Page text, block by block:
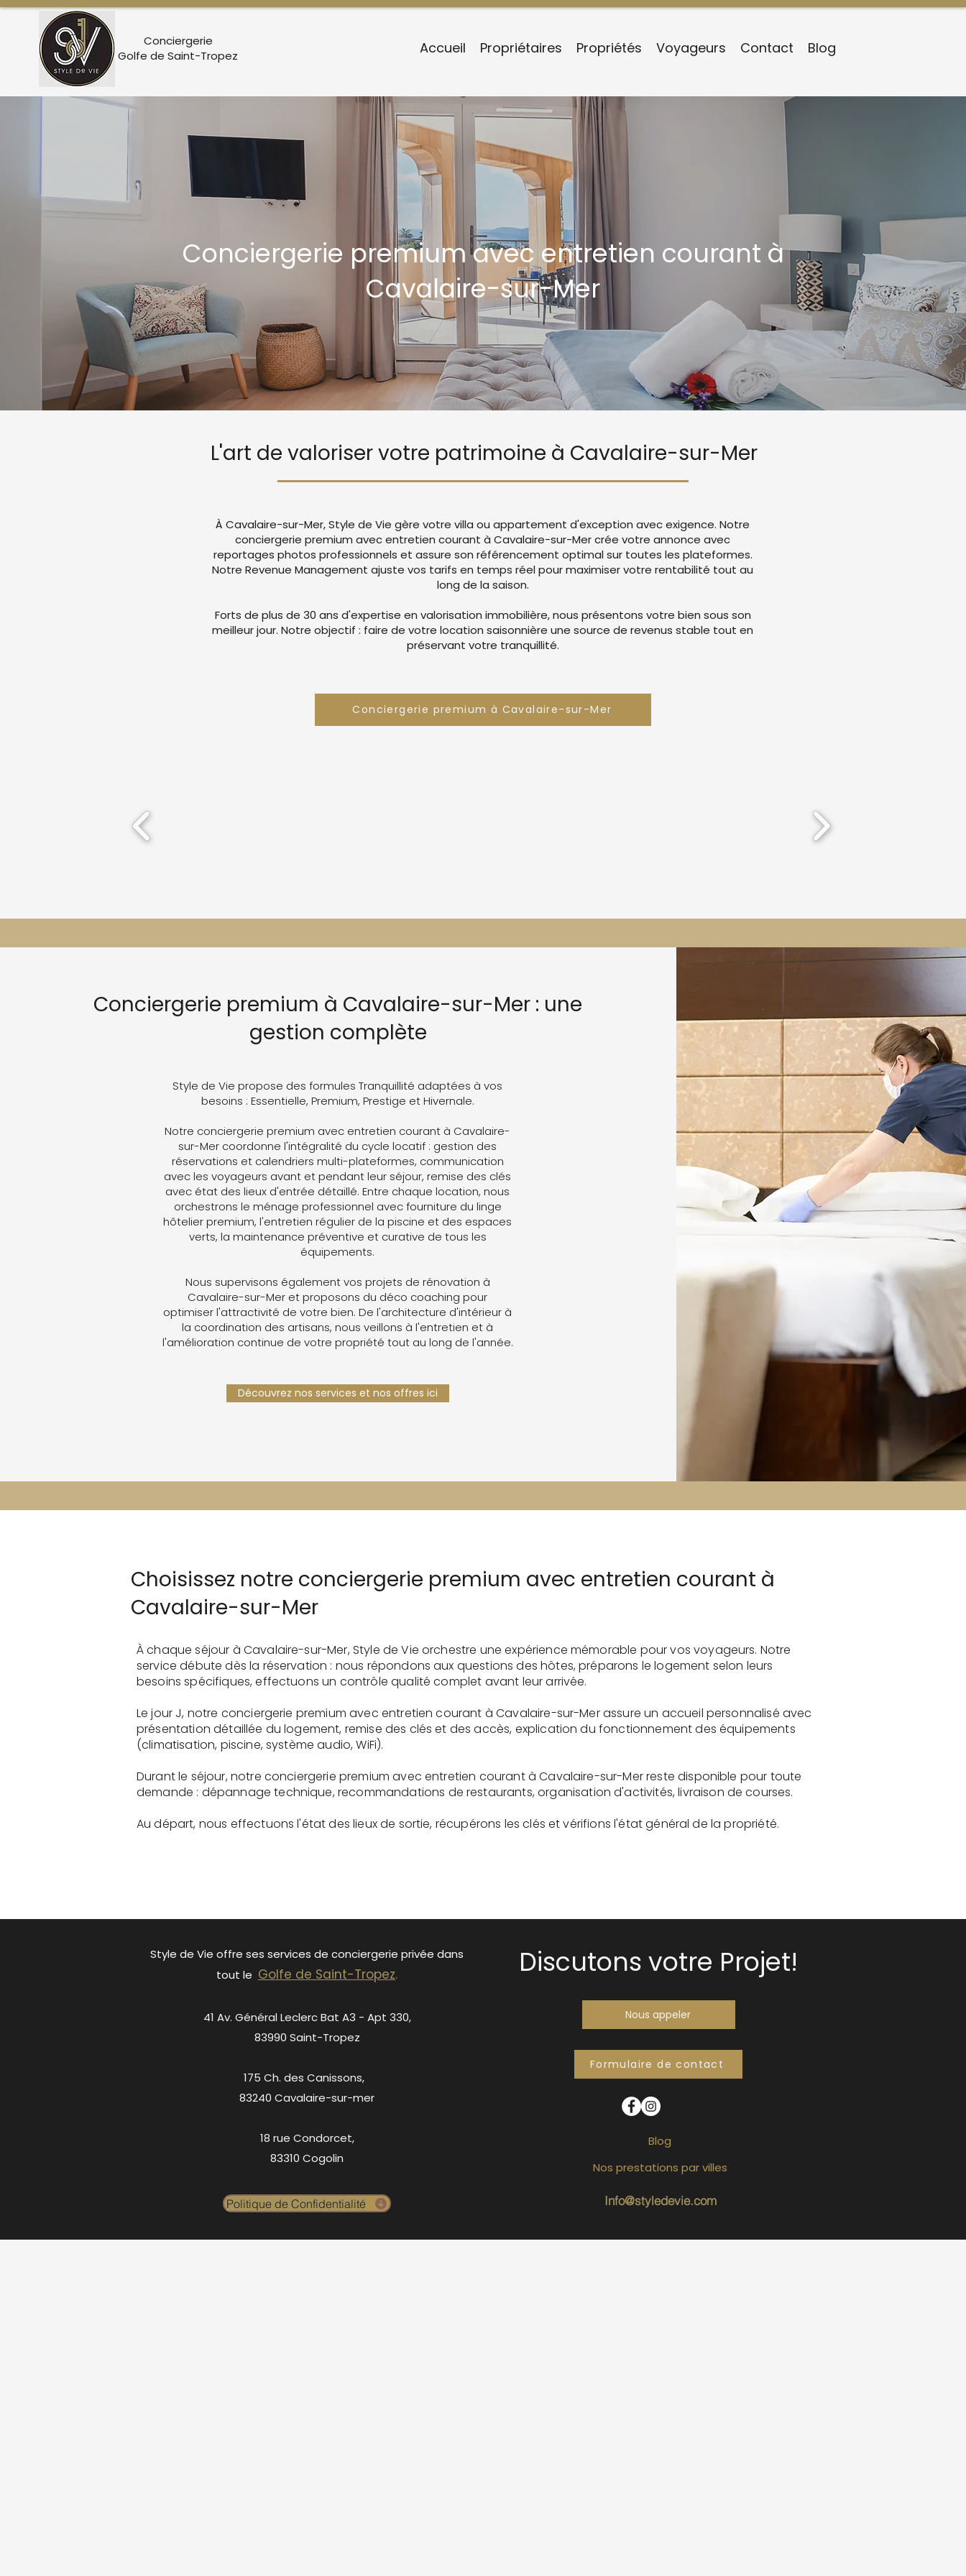
Conciergerie
Golfe de Saint-Tropez
Accueil Propriétaires Propriétés Voyageurs Contact Blog
Conciergerie premium avec entretien courant à
Cavalaire-sur-Mer
L'art de valoriser votre patrimoine à Cavalaire-sur-Mer
À Cavalaire-sur-Mer, Style de Vie gère votre villa ou appartement d'exception avec exigence. Notre
conciergerie premium avec entretien courant à Cavalaire-sur-Mer crée votre annonce avec
reportages photos professionnels et assure son référencement optimal sur toutes les plateformes.
Notre Revenue Management ajuste vos tarifs en temps réel pour maximiser votre rentabilité tout au
long de la saison.
Forts de plus de 30 ans d'expertise en valorisation immobilière, nous présentons votre bien sous son
meilleur jour. Notre objectif : faire de votre location saisonnière une source de revenus stable tout en
préservant votre tranquillité.
Conciergerie premium à Cavalaire-sur-Mer
Conciergerie premium à Cavalaire-sur-Mer : une
gestion complète
Style de Vie propose des formules Tranquillité adaptées à vos
besoins : Essentielle, Premium, Prestige et Hivernale.
Notre conciergerie premium avec entretien courant à Cavalaire-
sur-Mer coordonne l'intégralité du cycle locatif : gestion des
réservations et calendriers multi-plateformes, communication
avec les voyageurs avant et pendant leur séjour, remise des clés
avec état des lieux d'entrée détaillé. Entre chaque location, nous
orchestrons le ménage professionnel avec fourniture du linge
hôtelier premium, l'entretien régulier de la piscine et des espaces
verts, la maintenance préventive et curative de tous les
équipements.
Nous supervisons également vos projets de rénovation à
Cavalaire-sur-Mer et proposons du déco coaching pour
optimiser l'attractivité de votre bien. De l'architecture d'intérieur à
la coordination des artisans, nous veillons à l'entretien et à
l'amélioration continue de votre propriété tout au long de l'année.
Découvrez nos services et nos offres ici
Choisissez notre conciergerie premium avec entretien courant à
Cavalaire-sur-Mer
À chaque séjour à Cavalaire-sur-Mer, Style de Vie orchestre une expérience mémorable pour vos voyageurs. Notre
service débute dès la réservation : nous répondons aux questions des hôtes, préparons le logement selon leurs
besoins spécifiques, effectuons un contrôle qualité complet avant leur arrivée.
Le jour J, notre conciergerie premium avec entretien courant à Cavalaire-sur-Mer assure un accueil personnalisé avec
présentation détaillée du logement, remise des clés et des accès, explication du fonctionnement des équipements
(climatisation, piscine, système audio, WiFi).
Durant le séjour, notre conciergerie premium avec entretien courant à Cavalaire-sur-Mer reste disponible pour toute
demande : dépannage technique, recommandations de restaurants, organisation d'activités, livraison de courses.
Au départ, nous effectuons l'état des lieux de sortie, récupérons les clés et vérifions l'état général de la propriété.
Style de Vie offre ses services de conciergerie privée dans
tout le Golfe de Saint-Tropez.
41 Av. Général Leclerc Bat A3 - Apt 330,
83990 Saint-Tropez
175 Ch. des Canissons,
83240 Cavalaire-sur-mer
18 rue Condorcet,
83310 Cogolin
Politique de Confidentialité
Discutons votre Projet!
Nous appeler
Formulaire de contact
Blog
Info@styledevie.com
Nos prestations par villes